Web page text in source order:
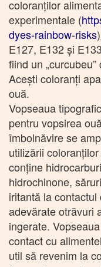
coloranților
experimentale (
dyes-rainbow-risks)
E127, E132 și
fiind un
Acești coloranți
ouă.
Vopseaua
pentru vopsirea
îmbolnăvire se
utilizării
conține
hidrochinone,
iritantă la
adevărate otrăvuri
ingerate.
contact cu
util să revenim la